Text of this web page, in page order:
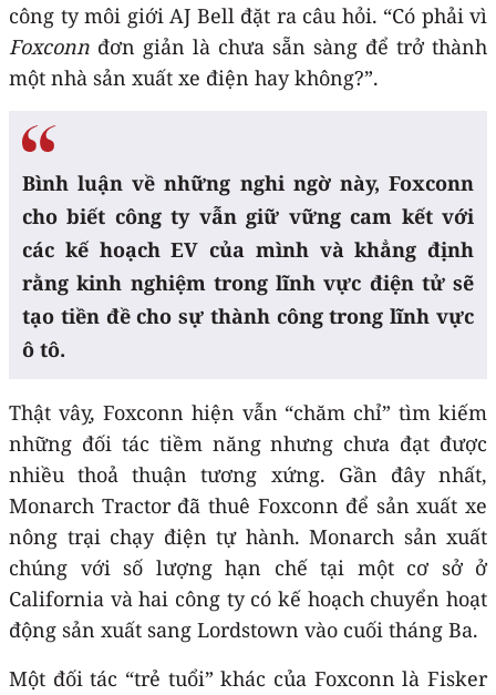
công ty môi giới AJ Bell đặt ra câu hỏi. “Có phải vì
Foxconn đơn giản là chưa sẵn sàng để trở thành
một nhà sản xuất xe điện hay không?”.
Bình luận về những nghi ngờ này, Foxconn
cho biết công ty vẫn giữ vững cam kết với
các kế hoạch EV của mình và khẳng định
rằng kinh nghiệm trong lĩnh vực điện tử sẽ
tạo tiền đề cho sự thành công trong lĩnh vực
ô tô.
Thật vâỵ, Foxconn hiện vẫn “chăm chỉ” tìm kiếm
những đối tác tiềm năng nhưng chưa đạt được
nhiều thoả thuận tương xứng. Gần đây nhất,
Monarch Tractor đã thuê Foxconn để sản xuất xe
nông trại chạy điện tự hành. Monarch sản xuất
chúng với số lượng hạn chế tại một cơ sở ở
California và hai công ty có kế hoạch chuyển hoạt
động sản xuất sang Lordstown vào cuối tháng Ba.
Một đối tác “trẻ tuổi” khác của Foxconn là Fisker